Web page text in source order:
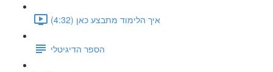
איך הלימוד מתבצע כאן (4:32)
הספר הדיגיטלי